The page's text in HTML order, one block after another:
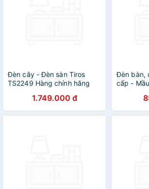
Đèn cây - Đèn sàn Tiros
TS2249 Hàng chính hãng
1.749.000 đ
Đèn bàn,
cấp -